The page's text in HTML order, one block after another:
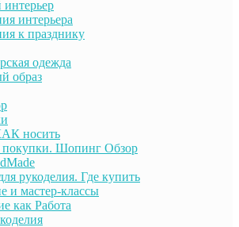
интерьера
к празднику
одежда
образ
носить
Шопинг Обзор
рукоделия. Где купить
и мастер-классы
как Работа